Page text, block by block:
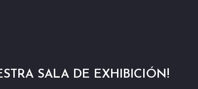
SALA DE EXHIBICIÓN!